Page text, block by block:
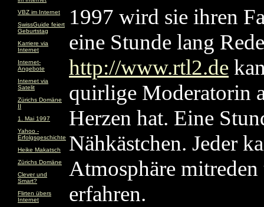
VBZ im Internet
SwissGuide feiert
Geburtstag
Karriere via
Internet
Internet-
Angebote
Internet via
Satelit
Zürichs Domäne
II
1. Mai 1997
Yahoo -
Erfolgsgeschichte
Heike Makatsch
Zürichs Domäne
Clever und
Smart?
Flirten übers
Internet
1997 wird sie ihren
eine Stunde lang
http://www.rtl2.de
quirlige Moderatorin
Herzen hat. Eine
Nähkästchen. Jeder
Atmosphäre
erfahren.